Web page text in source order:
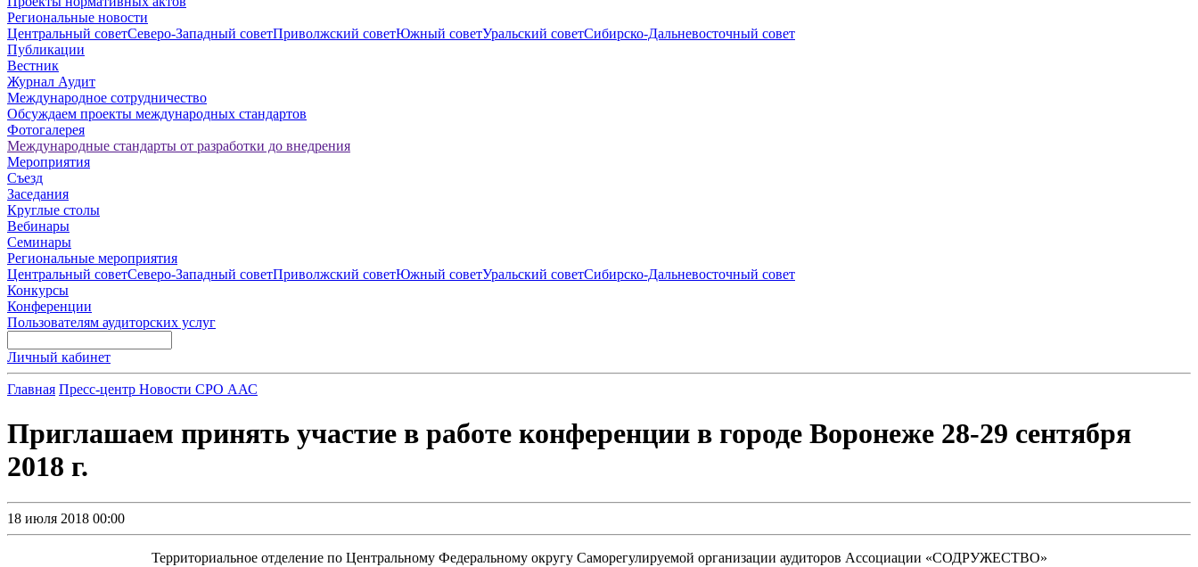
Региональные новости
Центральный советСеверо-Западный советПриволжский советЮжный советУральский советСибирско-Дальневосточный совет
Публикации
Вестник
Журнал Аудит
Международное сотрудничество
Обсуждаем проекты международных стандартов
Фотогалерея
Международные стандарты от разработки до внедрения
Мероприятия
Съезд
Заседания
Круглые столы
Вебинары
Семинары
Региональные мероприятия
Центральный советСеверо-Западный советПриволжский советЮжный советУральский советСибирско-Дальневосточный совет
Конкурсы
Конференции
Пользователям аудиторских услуг
Личный кабинет
Главная Пресс-центр Новости СРО ААС
Приглашаем принять участие в работе конференции в городе Воронеже 28-29 сентября
2018 г.
18 июля 2018 00:00
Территориальное отделение по Центральному Федеральному округу Саморегулируемой организации аудиторов Ассоциации «СОДРУЖЕСТВО»